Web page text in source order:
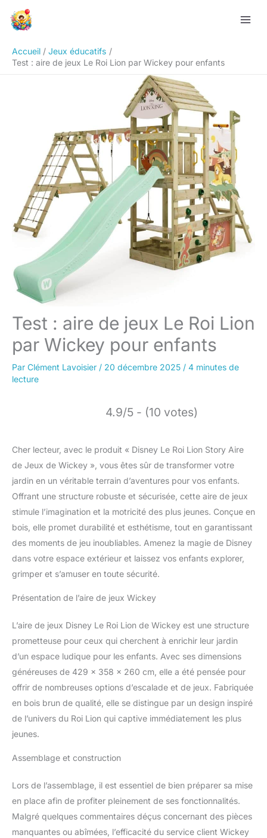
Accueil
Jeux éducatifs
Test : aire de jeux Le Roi Lion par Wickey pour enfants
Test : aire de jeux Le Roi Lion
par Wickey pour enfants
Par Clément Lavoisier / 20 décembre 2025 / 4 minutes de
lecture
4.9/5 - (10 votes)
Cher lecteur, avec le produit « Disney Le Roi Lion Story Aire
de Jeux de Wickey », vous êtes sûr de transformer votre
jardin en un véritable terrain d’aventures pour vos enfants.
Offrant une structure robuste et sécurisée, cette aire de jeux
stimule l’imagination et la motricité des plus jeunes. Conçue en
bois, elle promet durabilité et esthétisme, tout en garantissant
des moments de jeu inoubliables. Amenez la magie de Disney
dans votre espace extérieur et laissez vos enfants explorer,
grimper et s’amuser en toute sécurité.
Présentation de l’aire de jeux Wickey
L’aire de jeux Disney Le Roi Lion de Wickey est une structure
prometteuse pour ceux qui cherchent à enrichir leur jardin
d’un espace ludique pour les enfants. Avec ses dimensions
généreuses de 429 x 358 x 260 cm, elle a été pensée pour
offrir de nombreuses options d’escalade et de jeux. Fabriquée
en bois brun de qualité, elle se distingue par un design inspiré
de l’univers du Roi Lion qui captive immédiatement les plus
jeunes.
Assemblage et construction
Lors de l’assemblage, il est essentiel de bien préparer sa mise
en place afin de profiter pleinement de ses fonctionnalités.
Malgré quelques commentaires déçus concernant des pièces
manquantes ou abîmées, l’efficacité du service client Wickey
Rechercher